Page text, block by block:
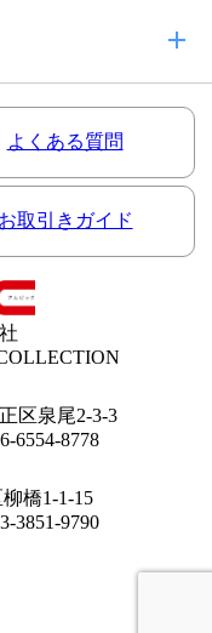
よくある質問
お取引きガイド
区泉尾2-3-3
6554-8778
橋1-1-15
3851-9790